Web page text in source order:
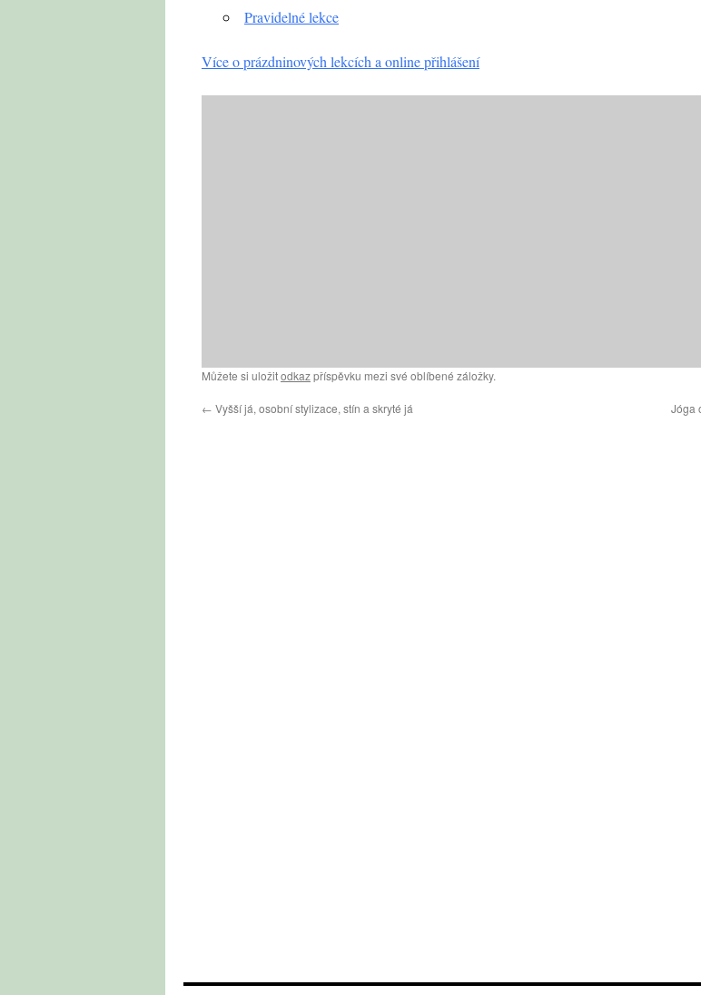
Pravidelné lekce
Více o prázdninových lekcích a online přihlášení
Můžete si uložitodkazpříspěvku mezi své oblíbené záložky.
← Vyšší já, osobní stylizace, stín a skryté já Jóga